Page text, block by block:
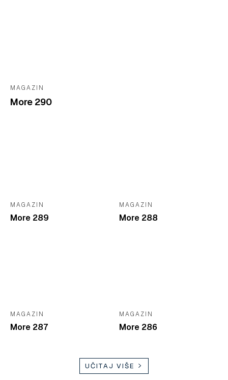
MAGAZIN
More 290
MAGAZIN
More 289
MAGAZIN
More 288
MAGAZIN
More 287
MAGAZIN
More 286
UČITAJ VIŠE